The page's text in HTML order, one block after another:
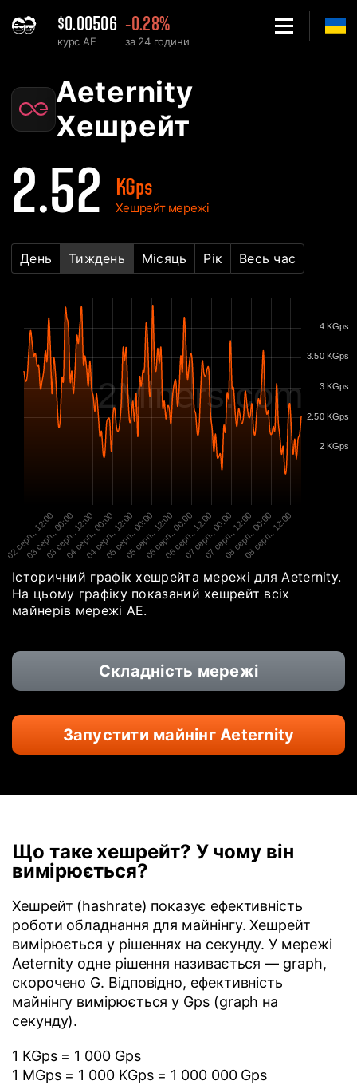
$0.00506
курс AE
-0.28%
за 24 години
Aeternity
Хешрейт
2.52 KGps
Хешрейт мережі
День Тиждень Місяць Рік Весь час
2Miners.com
02 серп., 12:00
03 серп., 00:00
03 серп., 12:00
04 серп., 00:00
04 серп., 12:00
05 серп., 00:00
05 серп., 12:00
06 серп., 00:00
06 серп., 12:00
07 серп., 00:00
07 серп., 12:00
08 серп., 00:00
08 серп., 12:00
2 KGps
2.50 KGps
3 KGps
3.50 KGps
4 KGps
Історичний графік хешрейта мережі для Aeternity.
На цьому графіку показаний хешрейт всіх
майнерів мережі AE.
Складність мережі
Запустити майнінг Aeternity
Що таке хешрейт? У чому він
вимірюється?
Хешрейт (hashrate) показує ефективність
роботи обладнання для майнінгу. Хешрейт
вимірюється у рішеннях на секунду. У мережі
Aeternity одне рішення називається — graph,
скорочено G. Відповідно, ефективність
майнінгу вимірюється у Gps (graph на
секунду).
1 KGps = 1 000 Gps
1 MGps = 1 000 KGps = 1 000 000 Gps